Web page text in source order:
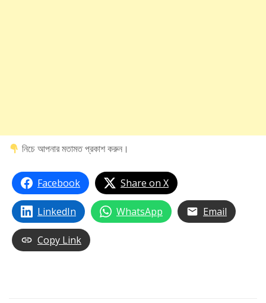
নিচে আপনার মতামত প্রকাশ করুন।
Facebook Share on X
LinkedIn WhatsApp Email
Copy Link